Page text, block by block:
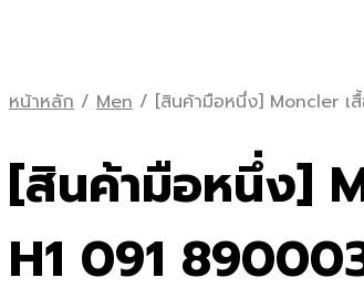
หน้าหลัก / Men / [สินค้ามือหนึ่ง] Moncler เ
[สินค้ามือหนึ่ง]
H1 091